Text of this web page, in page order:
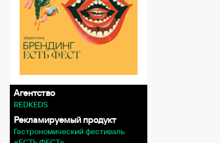
Агентство
REDKEDS
Рекламируемый продукт
Гастрономический фестиваль